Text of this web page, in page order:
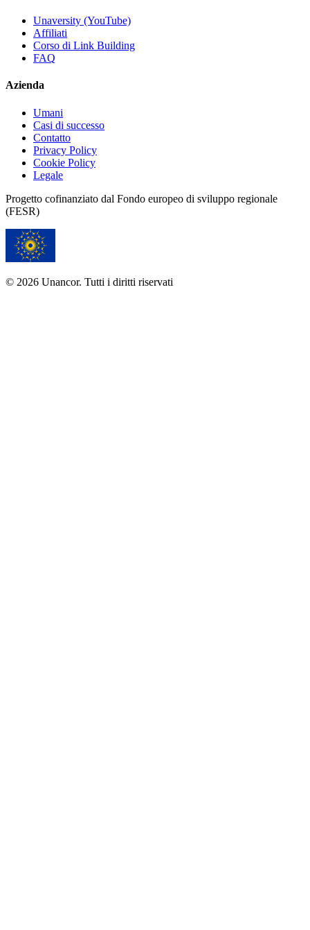
Unaversity (YouTube)
Affiliati
Corso di Link Building
FAQ
Azienda
Umani
Casi di successo
Contatto
Privacy Policy
Cookie Policy
Legale
Progetto cofinanziato dal Fondo europeo di sviluppo regionale
(FESR)
© 2026 Unancor. Tutti i diritti riservati